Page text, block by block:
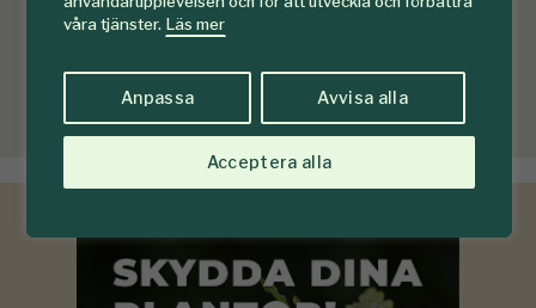
våra tjänster. Läs mer
Anpassa Avvisa alla
Acceptera alla